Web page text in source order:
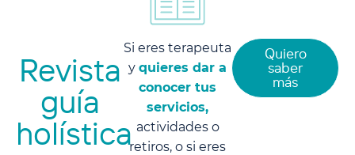
Revista
guía
holística
Si eres terapeuta
y quieres dar a
conocer tus
servicios,
actividades o
retiros, o si eres
Quiero
saber
más